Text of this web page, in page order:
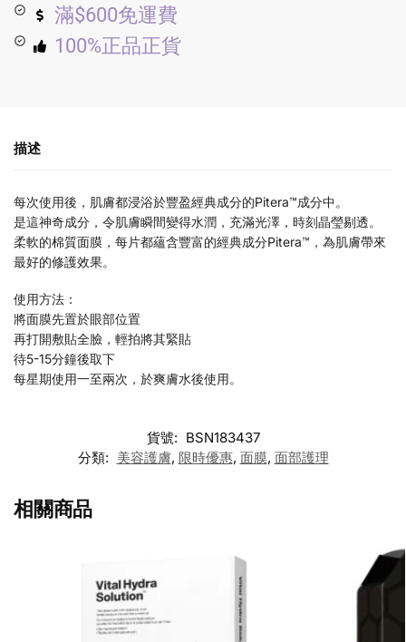
滿$600免運費
100%正品正貨
描述
每次使用後，肌膚都浸浴於豐盈經典成分的Pitera™成分中。
是這神奇成分，令肌膚瞬間變得水潤，充滿光澤，時刻晶瑩剔透。
柔軟的棉質面膜，每片都蘊含豐富的經典成分Pitera™，為肌膚帶來
最好的修護效果。
使用方法：
將面膜先置於眼部位置
再打開敷貼全臉，輕拍將其緊貼
待5-15分鐘後取下
每星期使用一至兩次，於爽膚水後使用。
貨號: BSN183437
分類: 美容護膚, 限時優惠, 面膜, 面部護理
相關商品